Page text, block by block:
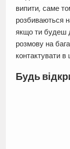
випити, саме
розбиваються
якщо ти будеш
розмову на
контактувати в
Будь